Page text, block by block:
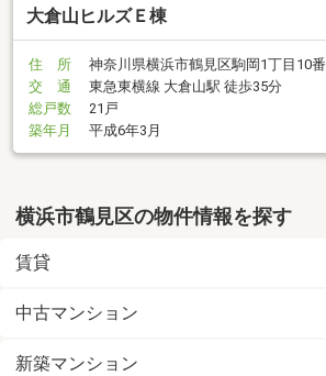
大倉山ヒルズＥ棟
住 所
神奈川県横浜市鶴見区駒岡1丁目10番
交 通
東急東横線 大倉山駅 徒歩35分
総戸数
21戸
築年月
平成6年3月
横浜市鶴見区の物件情報を探す
賃貸
中古マンション
新築マンション